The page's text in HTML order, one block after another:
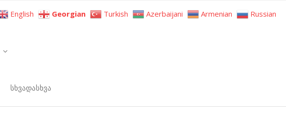
სხვადასხვა
English Georgian Turkish Azerbaijani Armenian Russian